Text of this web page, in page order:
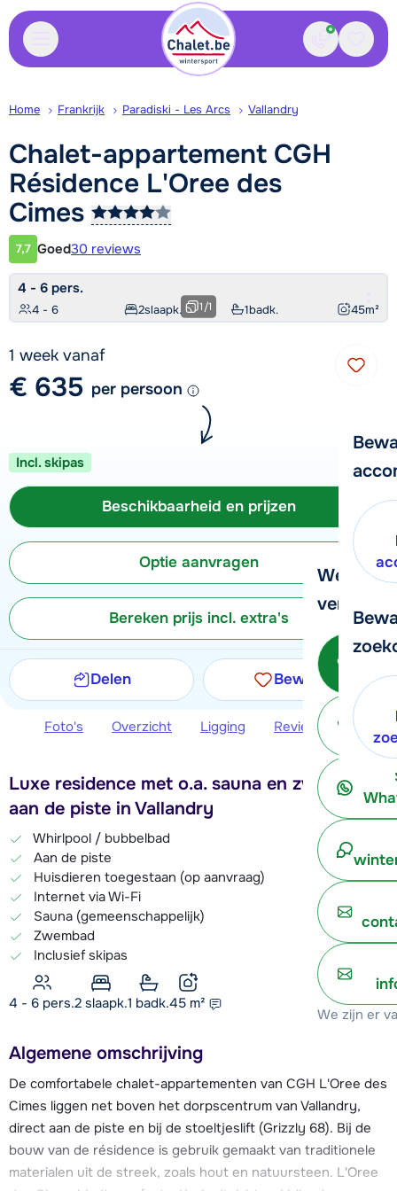
Contact
We
verder!
We zijn er
Home Frankrijk Paradiski - Les Arcs Vallandry
Chalet-appartement CGH
Résidence L'Oree des
Cimes
Klantwaardering
7,7 Goed30 reviews
4 - 6 pers.
4 - 6 2slaapk. 1badk. 45m²
1/1
1 week vanaf
€ 635 per persoon
Incl. skipas
Beschikbaarheid en prijzen
Optie aanvragen
Bereken prijs incl. extra's
Delen Bewaren
Foto's Overzicht Ligging Reviews
Luxe residence met o.a. sauna en zwembad,
aan de piste in Vallandry
Whirlpool / bubbelbad
Aan de piste
Huisdieren toegestaan (op aanvraag)
Internet via Wi-Fi
Sauna (gemeenschappelijk)
Zwembad
Inclusief skipas
4 - 6 pers.2 slaapk.1 badk.45 m²
Algemene omschrijving
De comfortabele chalet-appartementen van CGH L'Oree des
Cimes liggen net boven het dorpscentrum van Vallandry,
direct aan de piste en bij de stoeltjeslift (Grizzly 68). Bij de
bouw van de résidence is gebruik gemaakt van traditionele
materialen uit de streek, zoals hout en natuursteen. L'Oree